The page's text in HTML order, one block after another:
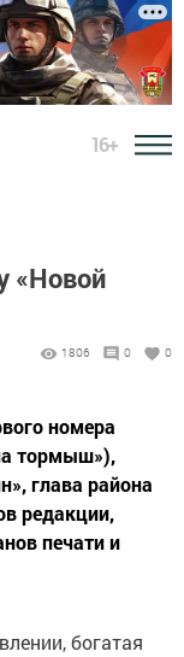
16+
«Новой
1806 0 0
номера
тормыш»),
глава района
редакции,
печати и
богатая